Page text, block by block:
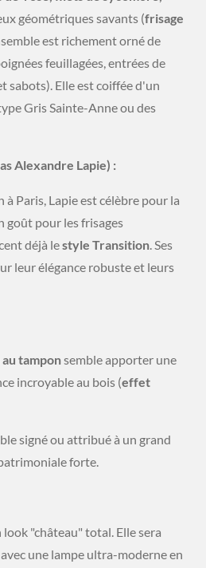
géométriques savants (frisage
est richement orné de
feuillagées, entrées de
sabots). Elle est coiffée d'un
Gris Sainte-Anne ou des
Alexandre Lapie) :
Paris, Lapie est célèbre pour la
goût pour les frisages
déjà lestyle Transition. Ses
leur élégance robuste et leurs
tamponsemble apporter une
incroyable au bois (effet
signé ou attribué à un grand
forte.
"château" total. Elle sera
une lampe ultra-moderne en